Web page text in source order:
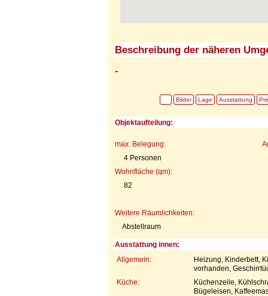
Beschreibung der näheren
-
Bilder Lage Ausstattung
Objektaufteilung:
max. Belegung:
4 Personen
Wohnfläche (qm):
82
Weitere Räumlichkeiten:
Abstellraum
Ausstattung innen:
Allgemein:
Heizung, Kinderbett,
vorhanden,
Küche:
Küchenzeile,
Bügeleisen,